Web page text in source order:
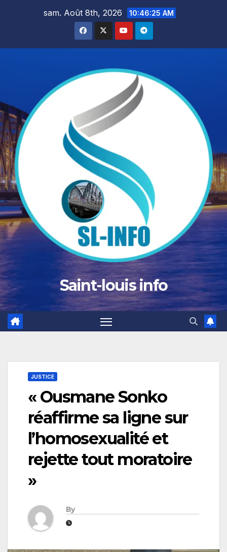
sam. Août 8th, 2026 10:46:26 AM
Saint-louis info
JUSTICE
« Ousmane Sonko
réaffirme sa ligne sur
l’homosexualité et
rejette tout moratoire
»
By